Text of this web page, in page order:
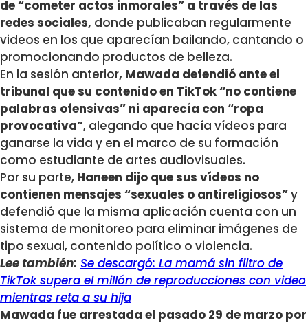
de “cometer actos inmorales” a través de las
redes sociales, donde publicaban regularmente
videos en los que aparecían bailando, cantando o
promocionando productos de belleza.
En la sesión anterior, Mawada defendió ante el
tribunal que su contenido en TikTok “no contiene
palabras ofensivas” ni aparecía con “ropa
provocativa”, alegando que hacía vídeos para
ganarse la vida y en el marco de su formación
como estudiante de artes audiovisuales.
Por su parte, Haneen dijo que sus vídeos no
contienen mensajes “sexuales o antireligiosos”y
defendió que la misma aplicación cuenta con un
sistema de monitoreo para eliminar imágenes de
tipo sexual, contenido político o violencia.
Lee también: Se descargó: La mamá sin filtro de
TikTok supera el millón de reproducciones con video
mientras reta a su hija
Mawada fue arrestada el pasado 29 de marzo por